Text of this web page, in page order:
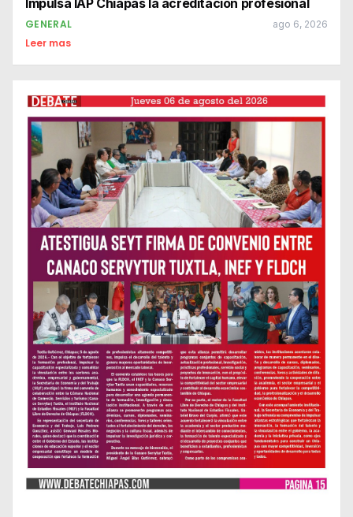
Impulsa IAP Chiapas la acreditación profesional
GENERAL ago 6, 2026
Leer mas